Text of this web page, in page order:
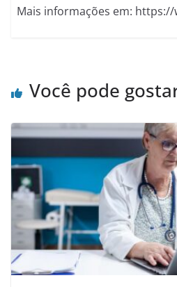
Mais informações em:
Você pode